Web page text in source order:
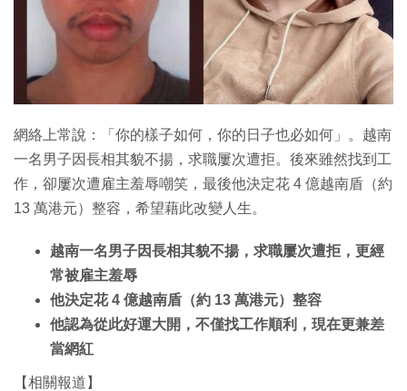
網絡上常說：「你的樣子如何，你的日子也必如何」。越南
一名男子因長相其貌不揚，求職屢次遭拒。後來雖然找到工
作，卻屢次遭雇主羞辱嘲笑，最後他決定花 4 億越南盾（約
13 萬港元）整容，希望藉此改變人生。
越南一名男子因長相其貌不揚，求職屢次遭拒，更經
常被雇主羞辱
他決定花 4 億越南盾（約 13 萬港元）整容
他認為從此好運大開，不僅找工作順利，現在更兼差
當網紅
【相關報道】